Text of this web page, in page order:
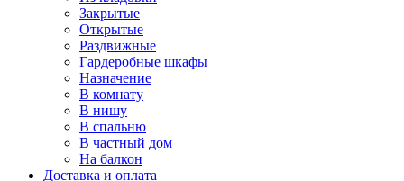
Закрытые
Открытые
Раздвижные
Гардеробные шкафы
Назначение
В комнату
В нишу
В спальню
В частный дом
На балкон
Доставка и оплата